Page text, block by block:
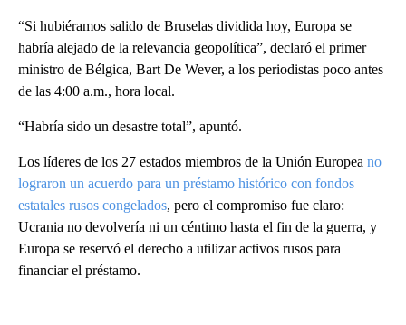
“Si hubiéramos salido de Bruselas dividida hoy, Europa se
habría alejado de la relevancia geopolítica”, declaró el primer
ministro de Bélgica, Bart De Wever, a los periodistas poco antes
de las 4:00 a.m., hora local.
“Habría sido un desastre total”, apuntó.
Los líderes de los 27 estados miembros de la Unión Europea no
lograron un acuerdo para un préstamo histórico con fondos
estatales rusos congelados, pero el compromiso fue claro:
Ucrania no devolvería ni un céntimo hasta el fin de la guerra, y
Europa se reservó el derecho a utilizar activos rusos para
financiar el préstamo.